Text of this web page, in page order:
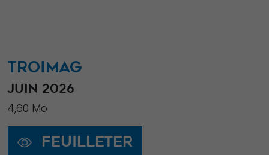
TROIMAG
JUIN 2026
4,60 Mo
Feuilleter